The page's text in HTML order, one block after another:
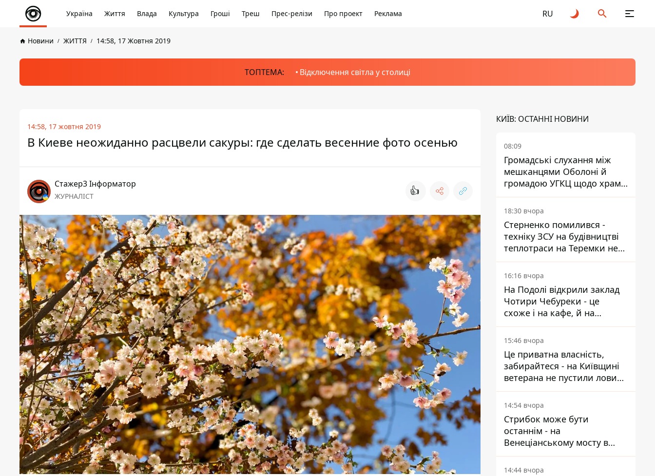
Україна Життя Влада Культура Гроші Треш Прес-релізи Про проект Реклама RU
Новини ЖИТТЯ 14:58, 17 Жовтня 2019
ТОПТЕМА: Відключення світла у столиці
14:58, 17 жовтня 2019
В Киеве неожиданно расцвели сакуры: где сделать весенние фото осенью
Стажер3 Інформатор
ЖУРНАЛІСТ 👍
КИЇВ: ОСТАННІ НОВИНИ
08:09
Громадські слухання між
мешканцями Оболоні й
громадою УГКЦ щодо храму
зірвалися
18:30 вчора
Стерненко помилився -
техніку ЗСУ на будівництві
теплотраси на Теремки не
задіяли
16:16 вчора
На Подолі відкрили заклад
Чотири Чебуреки - це
схоже і на кафе, й на
фастфуд
15:46 вчора
Це приватна власність,
забирайтеся - на Київщині
ветерана не пустили ловити
рибу в озері
14:54 вчора
Стрибок може бути
останнім - на
Венеціанському мосту в
Гідропарку встановили
таблички для відчайдухів
14:44 вчора